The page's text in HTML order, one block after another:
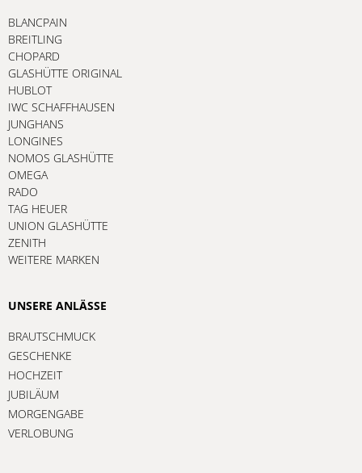
BLANCPAIN
BREITLING
CHOPARD
GLASHÜTTE ORIGINAL
HUBLOT
IWC SCHAFFHAUSEN
JUNGHANS
LONGINES
NOMOS GLASHÜTTE
OMEGA
RADO
TAG HEUER
UNION GLASHÜTTE
ZENITH
WEITERE MARKEN
UNSERE ANLÄSSE
BRAUTSCHMUCK
GESCHENKE
HOCHZEIT
JUBILÄUM
MORGENGABE
VERLOBUNG